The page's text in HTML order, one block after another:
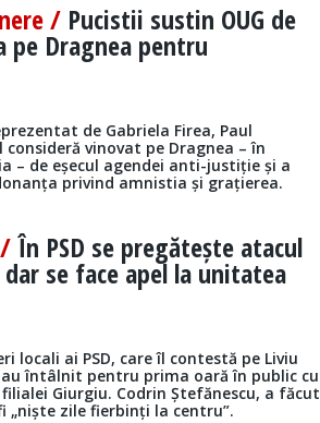
/ Pucistii sustin OUG de
Dragnea pentru
de Gabriela Firea, Paul
vinovat pe Dragnea – în
– de eșecul agendei anti-justiție și a
privind amnistia și grațierea.
/În PSD se pregătește atacul
se face apel la unitatea
locali ai PSD, care îl contestă pe Liviu
întâlnit pentru prima oară în public cu
Giurgiu. Codrin Ștefănescu, a făcut
zile fierbinți la centru”.